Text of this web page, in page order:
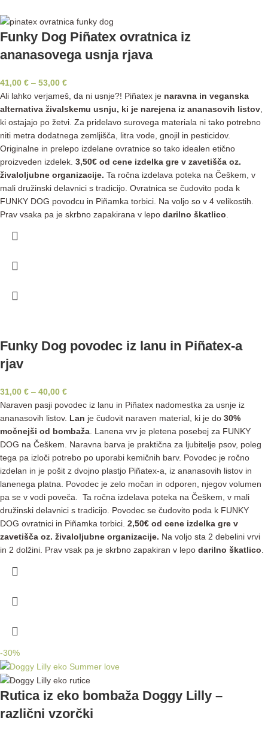
Funky Dog Piñatex ovratnica iz
ananasovega usnja rjava
41,00 € – 53,00 €
Ali lahko verjameš, da ni usnje?! Piñatex je naravna in veganska
alternativa živalskemu usnju, ki je narejena iz ananasovih listov
ki ostajajo po žetvi. Za pridelavo surovega materiala ni tako potrebno
niti metra dodatnega zemljišča, litra vode, gnojil in pesticidov.
Originalne in prelepo izdelane ovratnice so tako idealen etično
proizveden izdelek. 3,50€ od cene izdelka gre v zavetišča oz.
živaloljubne organizacije. Ta ročna izdelava poteka na Češkem, v
mali družinski delavnici s tradicijo. Ovratnica se čudovito poda k
FUNKY DOG povodcu in Piñamka torbici. Na voljo so v 4 velikostih.
Prav vsaka pa je skrbno zapakirana v lepo darilno škatlico
Funky Dog povodec iz lanu in Piñatex-a
rjav
31,00 € – 40,00 €
Naraven pasji povodec iz lanu in Piñatex nadomestka za usnje iz
ananasovih listov. Lan je čudovit naraven material, ki je do 30%
močnejši od bombaža . Lanena vrv je pletena posebej za FUNKY
DOG na Češkem. Naravna barva je praktična za ljubitelje psov, poleg
tega pa izloči potrebo po uporabi kemičnih barv. Povodec je ročno
izdelan in je pošit z dvojno plastjo Piñatex-a, iz ananasovih listov in
lanenega platna. Povodec je zelo močan in odporen, njegov volumen
pa se v vodi poveča. Ta ročna izdelava poteka na Češkem, v mali
družinski delavnici s tradicijo. Povodec se čudovito poda k FUNKY
DOG ovratnici in Piñamka torbici. 2,50€ od cene izdelka gre v
zavetišča oz. živaloljubne organizacije. Na voljo sta 2 debelini vrvi
in 2 dolžini. Prav vsak pa je skrbno zapakiran v lepo darilno škatlico
-30%
Rutica iz eko bombaža Doggy Lilly –
različni vzorčki